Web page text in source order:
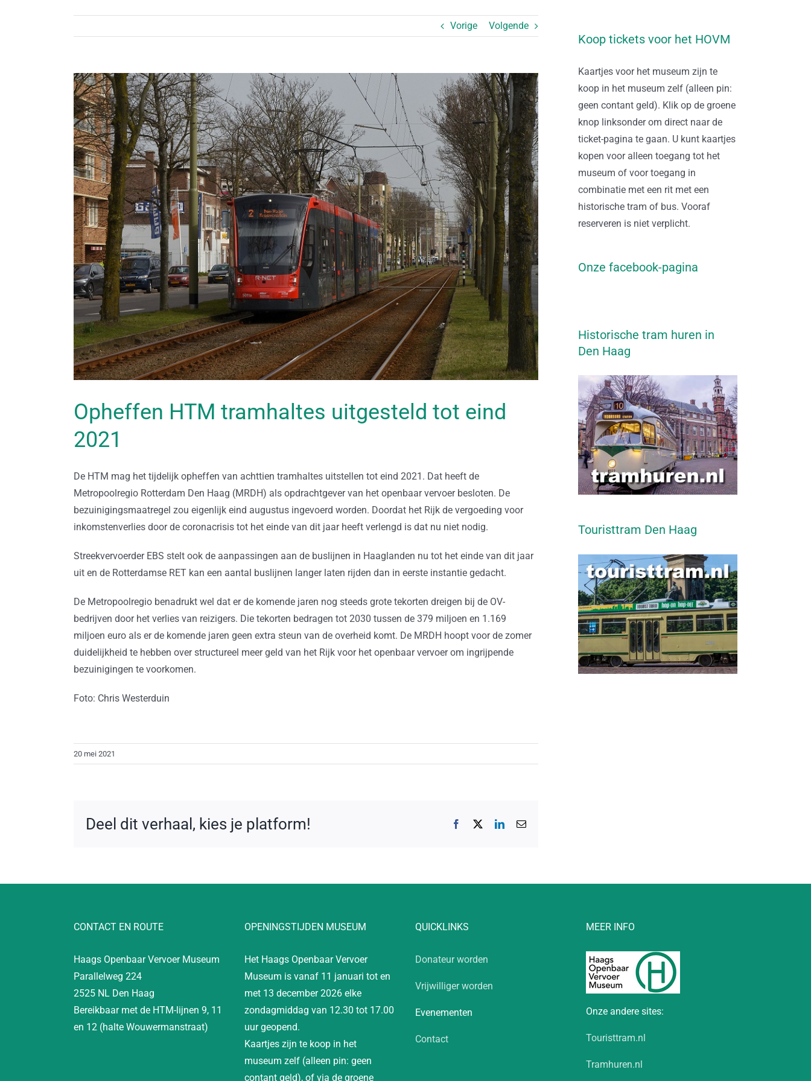
Vorige Volgende
Bekijk
grotere
afbeelding
Opheffen HTM tramhaltes uitgesteld tot eind
2021
De HTM mag het tijdelijk opheffen van achttien tramhaltes uitstellen tot eind 2021. Dat heeft de
Metropoolregio Rotterdam Den Haag (MRDH) als opdrachtgever van het openbaar vervoer besloten. De
bezuinigingsmaatregel zou eigenlijk eind augustus ingevoerd worden. Doordat het Rijk de vergoeding voor
inkomstenverlies door de coronacrisis tot het einde van dit jaar heeft verlengd is dat nu niet nodig.
Streekvervoerder EBS stelt ook de aanpassingen aan de buslijnen in Haaglanden nu tot het einde van dit jaar
uit en de Rotterdamse RET kan een aantal buslijnen langer laten rijden dan in eerste instantie gedacht.
De Metropoolregio benadrukt wel dat er de komende jaren nog steeds grote tekorten dreigen bij de OV-
bedrijven door het verlies van reizigers. Die tekorten bedragen tot 2030 tussen de 379 miljoen en 1.169
miljoen euro als er de komende jaren geen extra steun van de overheid komt. De MRDH hoopt voor de zomer
duidelijkheid te hebben over structureel meer geld van het Rijk voor het openbaar vervoer om ingrijpende
bezuinigingen te voorkomen.
Foto: Chris Westerduin
20 mei 2021
Deel dit verhaal, kies je platform! Facebook LinkedIn
E-
Koop tickets voor het HOVM
Kaartjes voor het museum zijn te
koop in het museum zelf (alleen pin:
geen contant geld). Klik op de groene
knop linksonder om direct naar de
ticket-pagina te gaan. U kunt kaartjes
kopen voor alleen toegang tot het
museum of voor toegang in
combinatie met een rit met een
historische tram of bus. Vooraf
reserveren is niet verplicht.
Onze facebook-pagina
Historische tram huren in
Den Haag
Touristtram Den Haag
CONTACT EN ROUTE
Haags Openbaar Vervoer Museum
Parallelweg 224
2525 NL Den Haag
Bereikbaar met de HTM-lijnen 9, 11
en 12 (halte Wouwermanstraat)
OPENINGSTIJDEN MUSEUM
Het Haags Openbaar Vervoer
Museum is vanaf 11 januari tot en
met 13 december 2026 elke
zondagmiddag van 12.30 tot 17.00
uur geopend.
Kaartjes zijn te koop in het
museum zelf (alleen pin: geen
contant geld), of via de groene
QUICKLINKS
Donateur worden
Vrijwilliger worden
Evenementen
Contact
MEER INFO
Onze andere sites:
Touristtram.nl
Tramhuren.nl